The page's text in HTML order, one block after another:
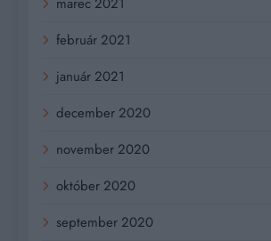
marec 2021
február 2021
január 2021
december 2020
november 2020
október 2020
september 2020